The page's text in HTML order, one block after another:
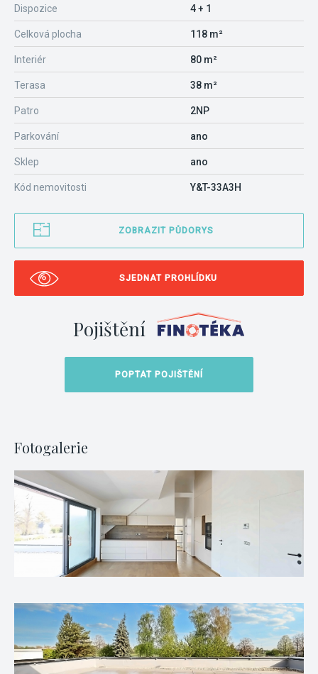
Dispozice 4 + 1
Celková plocha 118 m²
Interiér 80 m²
Terasa 38 m²
Patro 2NP
Parkování ano
Sklep ano
Kód nemovitosti Y&T-33A3H
ZOBRAZIT PŮDORYS
SJEDNAT PROHLÍDKU
Pojištění
POPTAT POJIŠTĚNÍ
Fotogalerie